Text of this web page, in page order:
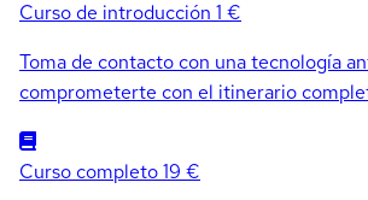
Curso de introducción 1 €
Toma de contacto con una tecnología
comprometerte con el itinerario
Curso completo19 €